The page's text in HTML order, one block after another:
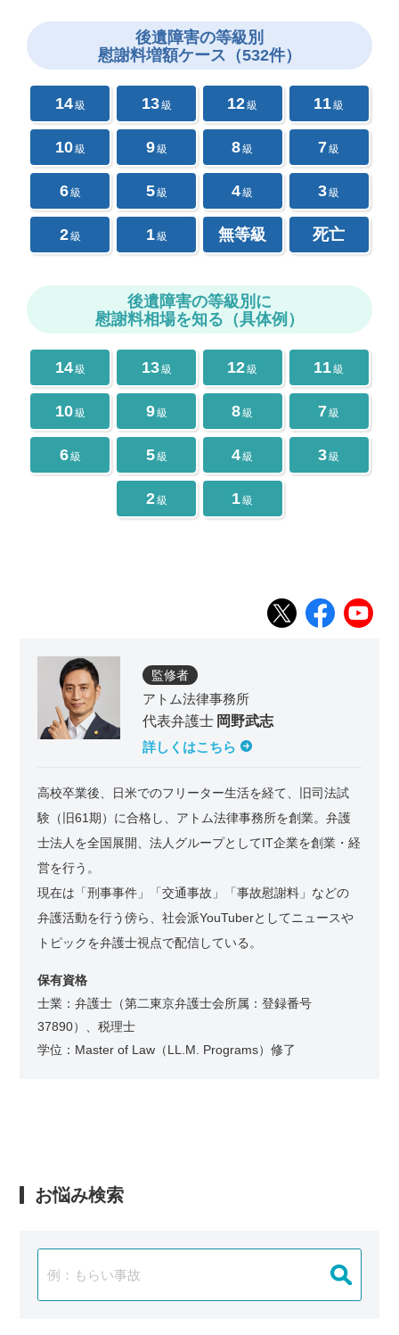
後遺障害の等級別
慰謝料増額ケース（532件）
14級 13級 12級 11級
10級 9級 8級 7級
6級 5級 4級 3級
2級 1級 無等級 死亡
後遺障害の等級別に
慰謝料相場を知る（具体例）
14級 13級 12級 11級
10級 9級 8級 7級
6級 5級 4級 3級
2級 1級
監修者
アトム法律事務所
代表弁護士 岡野武志
詳しくはこちら
高校卒業後、日米でのフリーター生活を経て、旧司法試
験（旧61期）に合格し、アトム法律事務所を創業。弁護
士法人を全国展開、法人グループとしてIT企業を創業・経
営を行う。
現在は「刑事事件」「交通事故」「事故慰謝料」などの
弁護活動を行う傍ら、社会派YouTuberとしてニュースや
トピックを弁護士視点で配信している。
保有資格
士業：弁護士（第二東京弁護士会所属：登録番号
37890）、税理士
学位：Master of Law（LL.M. Programs）修了
お悩み検索